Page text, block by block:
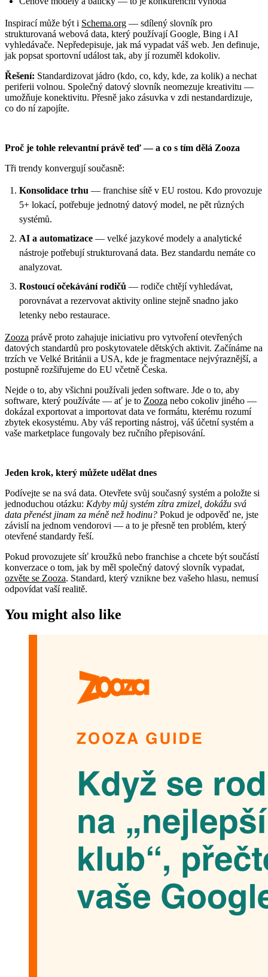
Inspirací může být i Schema.org — sdílený slovník pro
strukturovaná webová data, který používají Google, Bing i AI
vyhledávače. Nepředepisuje, jak má vypadat váš web. Jen definuje,
jak popsat sportovní událost tak, aby jí rozuměl kdokoliv.
Řešení: Standardizovat jádro (kdo, co, kdy, kde, za kolik) a nechat
periferii volnou. Společný datový slovník neomezuje kreativitu —
umožňuje konektivitu. Přesně jako zásuvka v zdi nestandardizuje,
co do ní zapojíte.
Proč je tohle relevantní právě teď — a co s tím dělá Zooza
Tři trendy konvergují současně:
Konsolidace trhu — franchise sítě v EU rostou. Kdo provozuje
5+ lokací, potřebuje jednotný datový model, ne pět různých
systémů.
AI a automatizace — velké jazykové modely a analytické
nástroje potřebují strukturovaná data. Bez standardu nemáte co
analyzovat.
Rostoucí očekávání rodičů — rodiče chtějí vyhledávat,
porovnávat a rezervovat aktivity online stejně snadno jako
letenky nebo restaurace.
Zooza právě proto zahajuje iniciativu pro vytvoření otevřených
datových standardů pro poskytovatele dětských aktivit. Začínáme na
trzích ve Velké Británii a USA, kde je fragmentace nejvýraznější, a
postupně rozšiřujeme do EU včetně Česka.
Nejde o to, aby všichni používali jeden software. Jde o to, aby
software, který používáte — ať je to Zooza nebo cokoliv jiného —
dokázal exportovat a importovat data ve formátu, kterému rozumí
zbytek ekosystému. Aby váš reporting nástroj, váš účetní systém a
vaše marketplace fungovaly bez ručního přepisování.
Jeden krok, který můžete udělat dnes
Podívejte se na svá data. Otevřete svůj současný systém a položte si
jednoduchou otázku: Kdyby můj systém zítra zmizel, dokážu svá
data přenést jinam za méně než hodinu? Pokud je odpověď ne, jste
závislí na jednom vendorovi — a to je přesně ten problém, který
otevřené standardy řeší.
Pokud provozujete síť kroužků nebo franchise a chcete být součástí
konverzace o tom, jak by měl společný datový slovník vypadat,
ozvěte se Zooza. Standard, který vznikne bez vašeho hlasu, nemusí
odpovídat vaší realitě.
You might also like